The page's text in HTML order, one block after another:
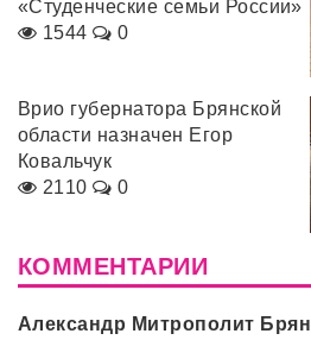
«Студенческие семьи России»
1544
0
Врио губернатора Брянской
области назначен Егор
Ковальчук
2110
0
КОММЕНТАРИИ
Александр Митрополит